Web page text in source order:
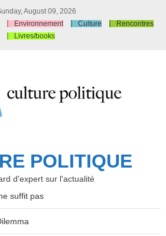
August 09, 2026
Environnement Culture
Rencontres
Livres/books
POLITIQUE
d'expert sur l'actualité
suffit pas